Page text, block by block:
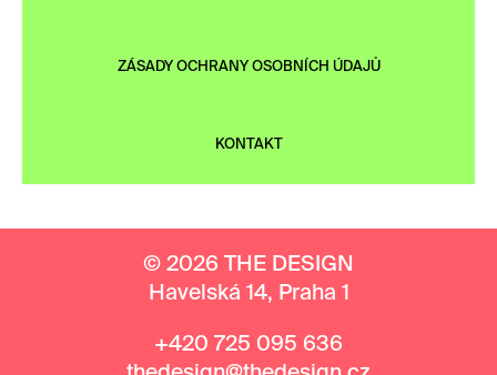
ZÁSADY OCHRANY OSOBNÍCH ÚDAJŮ
KONTAKT
© 2026 THE DESIGN
Havelská 14, Praha 1
+420 725 095 636